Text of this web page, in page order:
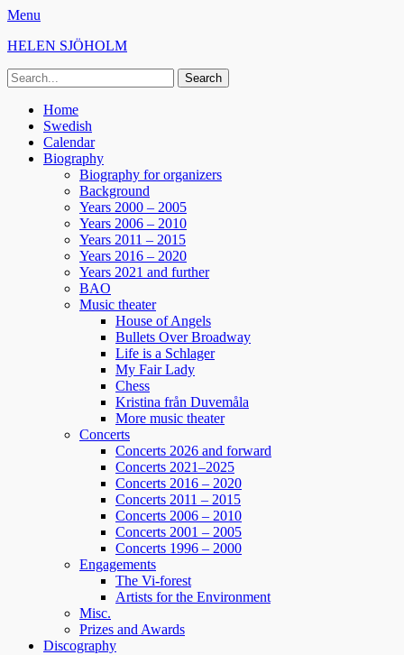
Menu
HELEN SJÖHOLM
Search
for:
Primary
Menu
Skip
content
Home
Swedish
Calendar
Biography
Biography for organizers
Background
Years 2000 – 2005
Years 2006 – 2010
Years 2011 – 2015
Years 2016 – 2020
Years 2021 and further
BAO
Music theater
House of Angels
Bullets Over Broadway
Life is a Schlager
My Fair Lady
Chess
Kristina från Duvemåla
More music theater
Concerts
Concerts 2026 and forward
Concerts 2021–2025
Concerts 2016 – 2020
Concerts 2011 – 2015
Concerts 2006 – 2010
Concerts 2001 – 2005
Concerts 1996 – 2000
Engagements
The Vi-forest
Artists for the Environment
Misc.
Prizes and Awards
Discography